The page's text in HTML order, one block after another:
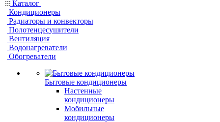
Каталог
Кондиционеры
Радиаторы и конвекторы
Полотенцесушители
Вентиляция
Водонагреватели
Обогреватели
Бытовые кондиционеры
Настенные
кондиционеры
Мобильные
кондиционеры